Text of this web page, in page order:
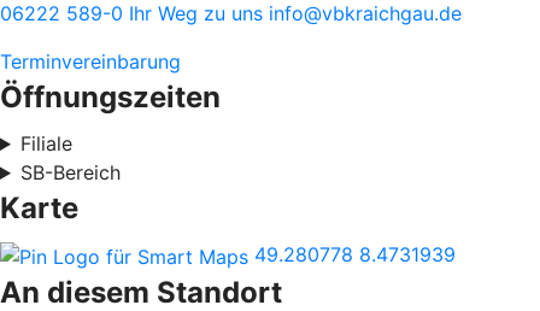
06222 589-0 Ihr Weg zu uns info@vbkraichgau.de
Terminvereinbarung
Öffnungszeiten
Filiale
SB-Bereich
Karte
49.280778 8.4731939
An diesem Standort